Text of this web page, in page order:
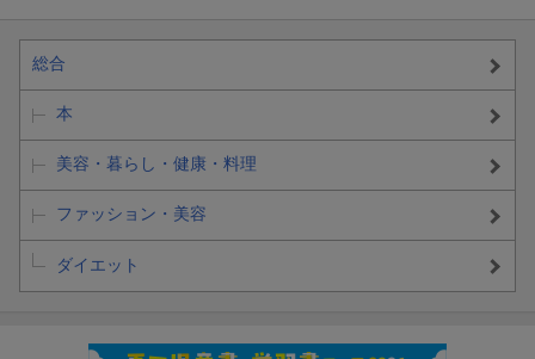
総合
本
美容・暮らし・健康・料理
ファッション・美容
ダイエット